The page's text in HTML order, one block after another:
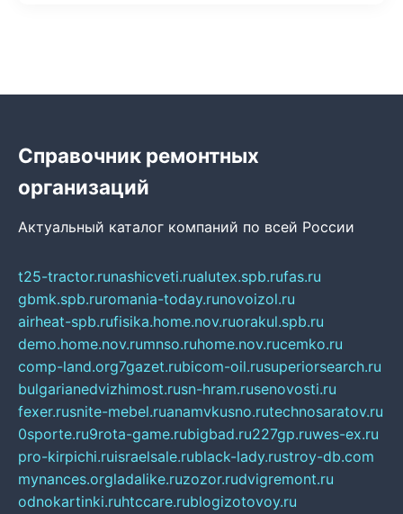
Справочник ремонтных
организаций
Актуальный каталог компаний по всей России
t25-tractor.runashicveti.rualutex.spb.rufas.ru
gbmk.spb.ruromania-today.runovoizol.ru
airheat-spb.rufisika.home.nov.ruorakul.spb.ru
demo.home.nov.rumnso.ruhome.nov.rucemko.ru
comp-land.org7gazet.rubicom-oil.rusuperiorsearch.ru
bulgarianedvizhimost.rusn-hram.rusenovosti.ru
fexer.rusnite-mebel.ruanamvkusno.rutechnosaratov.ru
0sporte.ru9rota-game.rubigbad.ru227gp.ruwes-ex.ru
pro-kirpichi.ruisraelsale.rublack-lady.rustroy-db.com
mynances.orgladalike.ruzozor.rudvigremont.ru
odnokartinki.ruhtccare.rublogizotovoy.ru